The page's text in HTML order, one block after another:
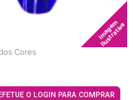
Imagem
Ilustrativa
Cores
O LOGIN PARA COMPRAR